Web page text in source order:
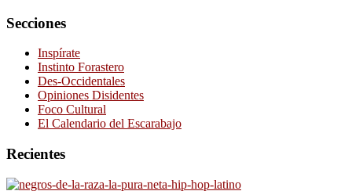
Secciones
Inspírate
Instinto Forastero
Des-Occidentales
Opiniones Disidentes
Foco Cultural
El Calendario del Escarabajo
Recientes